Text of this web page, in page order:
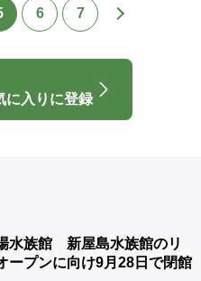
6 7
に入りに登録
水族館 新屋島水族館のリ
ープンに向け9月28日で閉館